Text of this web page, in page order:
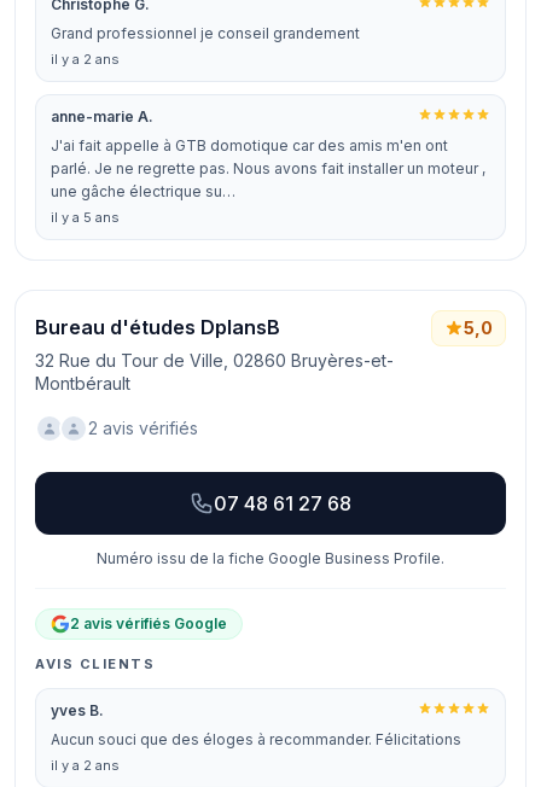
Christophe G.
Grand professionnel je conseil grandement
il y a 2 ans
anne-marie A.
J'ai fait appelle à GTB domotique car des amis m'en ont
parlé. Je ne regrette pas. Nous avons fait installer un moteur ,
une gâche électrique su…
il y a 5 ans
Bureau d'études DplansB
32 Rue du Tour de Ville, 02860 Bruyères-et-
Montbérault
5,0
2 avis vérifiés
07 48 61 27 68
Numéro issu de la fiche Google Business Profile.
2 avis vérifiés Google
AVIS CLIENTS
yves B.
Aucun souci que des éloges à recommander. Félicitations
il y a 2 ans